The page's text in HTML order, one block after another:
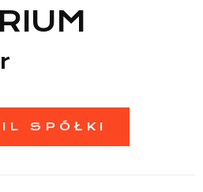
Informacje
SPÓŁKI